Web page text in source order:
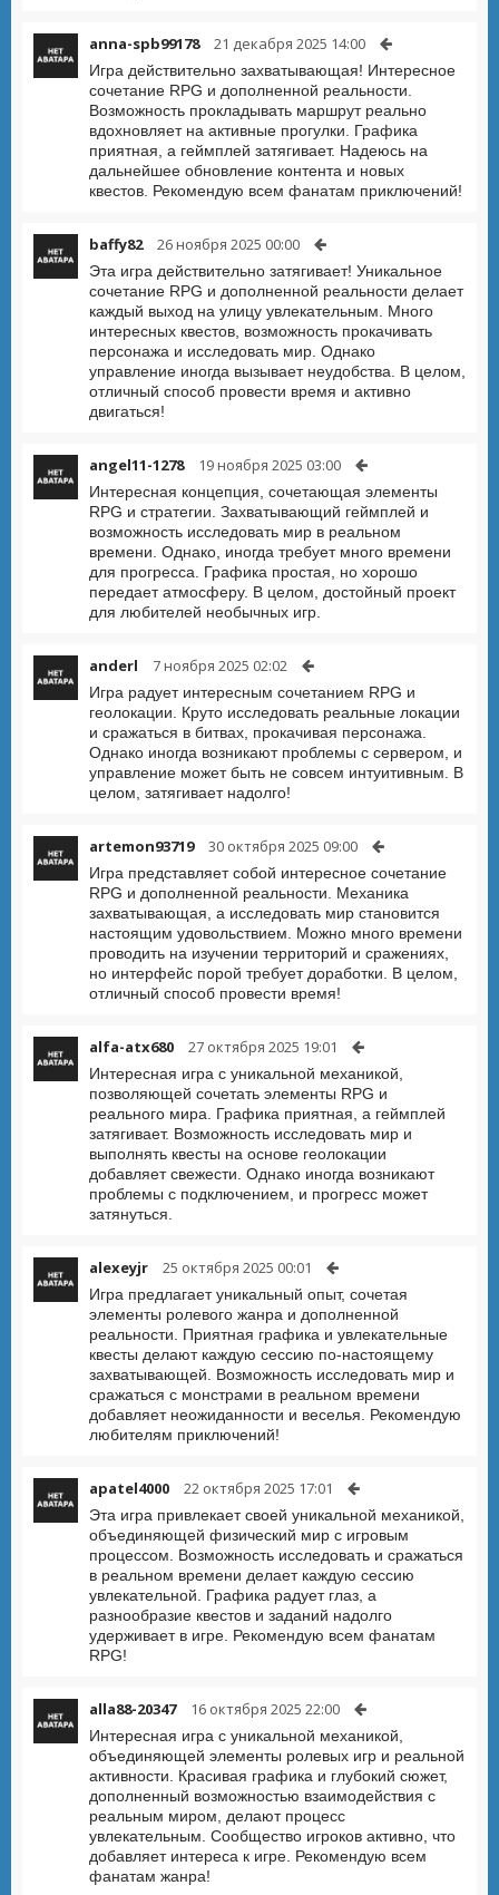
anna-spb99178 21 декабря 2025 14:00
Игра действительно захватывающая! Интересное
сочетание RPG и дополненной реальности.
Возможность прокладывать маршрут реально
вдохновляет на активные прогулки. Графика
приятная, а геймплей затягивает. Надеюсь на
дальнейшее обновление контента и новых
квестов. Рекомендую всем фанатам приключений!
baffy82 26 ноября 2025 00:00
Эта игра действительно затягивает! Уникальное
сочетание RPG и дополненной реальности делает
каждый выход на улицу увлекательным. Много
интересных квестов, возможность прокачивать
персонажа и исследовать мир. Однако
управление иногда вызывает неудобства. В целом,
отличный способ провести время и активно
двигаться!
angel11-1278 19 ноября 2025 03:00
Интересная концепция, сочетающая элементы
RPG и стратегии. Захватывающий геймплей и
возможность исследовать мир в реальном
времени. Однако, иногда требует много времени
для прогресса. Графика простая, но хорошо
передает атмосферу. В целом, достойный проект
для любителей необычных игр.
anderl 7 ноября 2025 02:02
Игра радует интересным сочетанием RPG и
геолокации. Круто исследовать реальные локации
и сражаться в битвах, прокачивая персонажа.
Однако иногда возникают проблемы с сервером, и
управление может быть не совсем интуитивным. В
целом, затягивает надолго!
artemon93719 30 октября 2025 09:00
Игра представляет собой интересное сочетание
RPG и дополненной реальности. Механика
захватывающая, а исследовать мир становится
настоящим удовольствием. Можно много времени
проводить на изучении территорий и сражениях,
но интерфейс порой требует доработки. В целом,
отличный способ провести время!
alfa-atx680 27 октября 2025 19:01
Интересная игра с уникальной механикой,
позволяющей сочетать элементы RPG и
реального мира. Графика приятная, а геймплей
затягивает. Возможность исследовать мир и
выполнять квесты на основе геолокации
добавляет свежести. Однако иногда возникают
проблемы с подключением, и прогресс может
затянуться.
alexeyjr 25 октября 2025 00:01
Игра предлагает уникальный опыт, сочетая
элементы ролевого жанра и дополненной
реальности. Приятная графика и увлекательные
квесты делают каждую сессию по-настоящему
захватывающей. Возможность исследовать мир и
сражаться с монстрами в реальном времени
добавляет неожиданности и веселья. Рекомендую
любителям приключений!
apatel4000 22 октября 2025 17:01
Эта игра привлекает своей уникальной механикой,
объединяющей физический мир с игровым
процессом. Возможность исследовать и сражаться
в реальном времени делает каждую сессию
увлекательной. Графика радует глаз, а
разнообразие квестов и заданий надолго
удерживает в игре. Рекомендую всем фанатам
RPG!
alla88-20347 16 октября 2025 22:00
Интересная игра с уникальной механикой,
объединяющей элементы ролевых игр и реальной
активности. Красивая графика и глубокий сюжет,
дополненный возможностью взаимодействия с
реальным миром, делают процесс
увлекательным. Сообщество игроков активно, что
добавляет интереса к игре. Рекомендую всем
фанатам жанра!